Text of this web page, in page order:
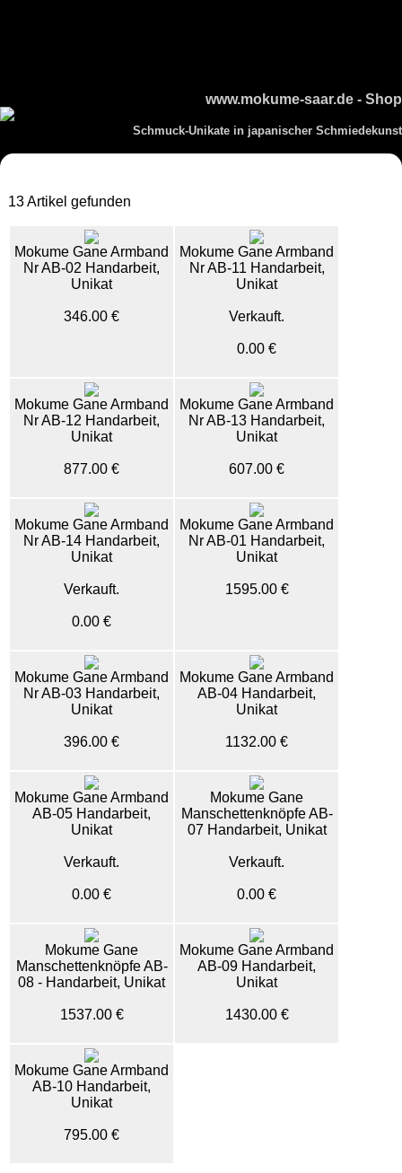
www.mokume-saar.de - Shop
Schmuck-Unikate in japanischer Schmiedekunst
13 Artikel gefunden
Mokume Gane Armband
Nr AB-02 Handarbeit,
Unikat
346.00 €
Mokume Gane Armband
Nr AB-11 Handarbeit,
Unikat
Verkauft.
0.00 €
Mokume Gane Armband
Nr AB-12 Handarbeit,
Unikat
877.00 €
Mokume Gane Armband
Nr AB-13 Handarbeit,
Unikat
607.00 €
Mokume Gane Armband
Nr AB-14 Handarbeit,
Unikat
Verkauft.
0.00 €
Mokume Gane Armband
Nr AB-01 Handarbeit,
Unikat
1595.00 €
Mokume Gane Armband
Nr AB-03 Handarbeit,
Unikat
396.00 €
Mokume Gane Armband
AB-04 Handarbeit,
Unikat
1132.00 €
Mokume Gane Armband
AB-05 Handarbeit,
Unikat
Verkauft.
0.00 €
Mokume Gane
Manschettenknöpfe AB-
07 Handarbeit, Unikat
Verkauft.
0.00 €
Mokume Gane
Manschettenknöpfe AB-
08 - Handarbeit, Unikat
1537.00 €
Mokume Gane Armband
AB-09 Handarbeit,
Unikat
1430.00 €
Mokume Gane Armband
AB-10 Handarbeit,
Unikat
795.00 €